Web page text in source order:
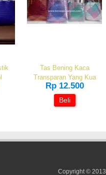
Tas Bening Kaca
Transparan Yang Kua
Rp 12.500
Beli
Copyright © 2013